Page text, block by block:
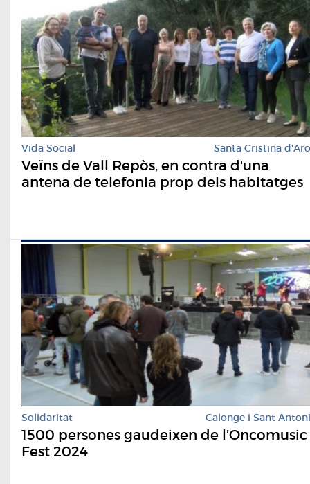
Vida Social Santa Cristina d'Aro
Veïns de Vall Repòs, en contra d'una
antena de telefonia prop dels habitatges
Solidaritat Calonge i Sant Antoni
1500 persones gaudeixen de l’Oncomusic
Fest 2024